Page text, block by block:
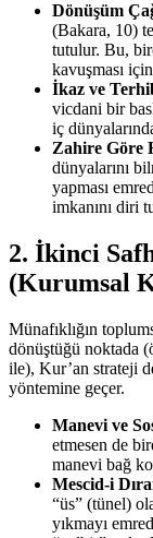
Dönüşüm
(Bakara, 10)
tutulur. Bu,
kavuşması
İkaz ve
vicdani bir
iç
Zahire Göre
dünyalarını
yapması
imkanını diri
2. İkinci
(Kurumsal
Münafıklığın
dönüştüğü noktada
ile), Kur’an strateji
yöntemine geçer.
Manevi ve
etmesen de
manevi bağ
Mescid-i
“üs” (tünel)
yıkmayı